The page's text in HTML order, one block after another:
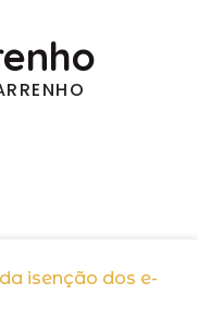
isenção dos e-